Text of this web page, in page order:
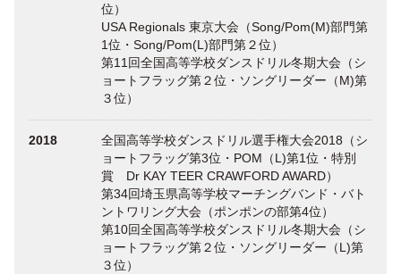
位）
USA Regionals 東京大会（Song/Pom(M)部門第
1位・Song/Pom(L)部門第２位）
第11回全国高等学校ダンスドリル冬期大会（シ
ョートフラッグ第２位・ソングリーダー（M)第
３位）
2018
全国高等学校ダンスドリル選手権大会2018（シ
ョートフラッグ第3位・POM（L)第1位・特別
賞 Dr KAY TEER CRAWFORD AWARD）
第34回埼玉県高等学校マーチングバンド・バト
ントワリング大会（ポンポンの部第4位）
第10回全国高等学校ダンスドリル冬期大会（シ
ョートフラッグ第２位・ソングリーダー（L)第
３位）